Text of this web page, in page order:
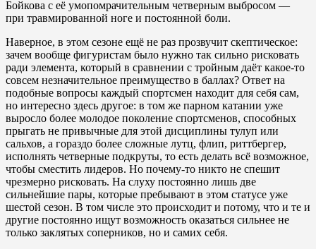
Бойкова с её умопомрачительным четверным выбросом —
при травмированной ноге и постоянной боли.
Наверное, в этом сезоне ещё не раз прозвучит скептическое:
зачем вообще фигуристам было нужно так сильно рисковать
ради элемента, который в сравнении с тройным даёт какое-то
совсем незначительное преимущество в баллах? Ответ на
подобные вопросы каждый спортсмен находит для себя сам,
но интересно здесь другое: в том же парном катании уже
выросло более молодое поколение спортсменов, способных
прыгать не привычные для этой дисциплины тулуп или
сальхов, а гораздо более сложные лутц, флип, риттбергер,
исполнять четверные подкруты, то есть делать всё возможное,
чтобы сместить лидеров. Но почему-то никто не спешит
чрезмерно рисковать. На слуху постоянно лишь две
сильнейшие пары, которые пребывают в этом статусе уже
шестой сезон. В том числе это происходит и потому, что и те и
другие постоянно ищут возможность оказаться сильнее не
только заклятых соперников, но и самих себя.